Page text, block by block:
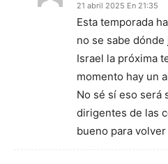
21 abril 2025 En 21:35
Esta temporada
no se sabe
Israel la próxima
momento hay un
No sé sí eso será
dirigentes de las
bueno para